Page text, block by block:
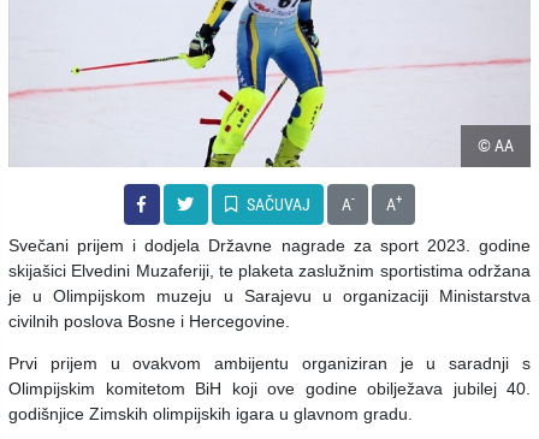
© AA
SAČUVAJ A- A+
Svečani prijem i dodjela Državne nagrade za sport 2023. godine
skijašici Elvedini Muzaferiji, te plaketa zaslužnim sportistima održana
je u Olimpijskom muzeju u Sarajevu u organizaciji Ministarstva
civilnih poslova Bosne i Hercegovine.
Prvi prijem u ovakvom ambijentu organiziran je u saradnji s
Olimpijskim komitetom BiH koji ove godine obilježava jubilej 40.
godišnjice Zimskih olimpijskih igara u glavnom gradu.